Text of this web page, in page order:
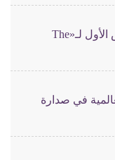
تشارليز ثيرون تخطف الأضواء في العرض الأول لـ«The
في صدارة